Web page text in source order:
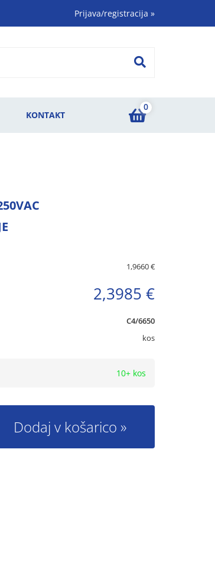
Prijava/registracija »
0
KONTAKT
1,9660 €
2,3985 €
C4/6650
kos
10+ kos
Dodaj v košarico